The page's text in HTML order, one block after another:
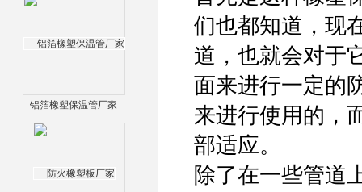
铝箔橡塑保温管厂家
们也都知道，现
道，也就会对于
面来进行一定的
来进行使用的，
部适应。
除了在一些管道